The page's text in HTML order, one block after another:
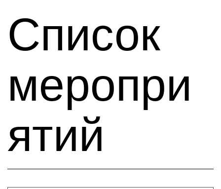
Список
меропри
ятий